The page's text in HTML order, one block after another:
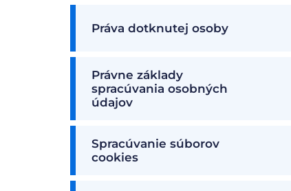
Práva dotknutej osoby
Právne základy
spracúvania osobných
údajov
Spracúvanie súborov
cookies